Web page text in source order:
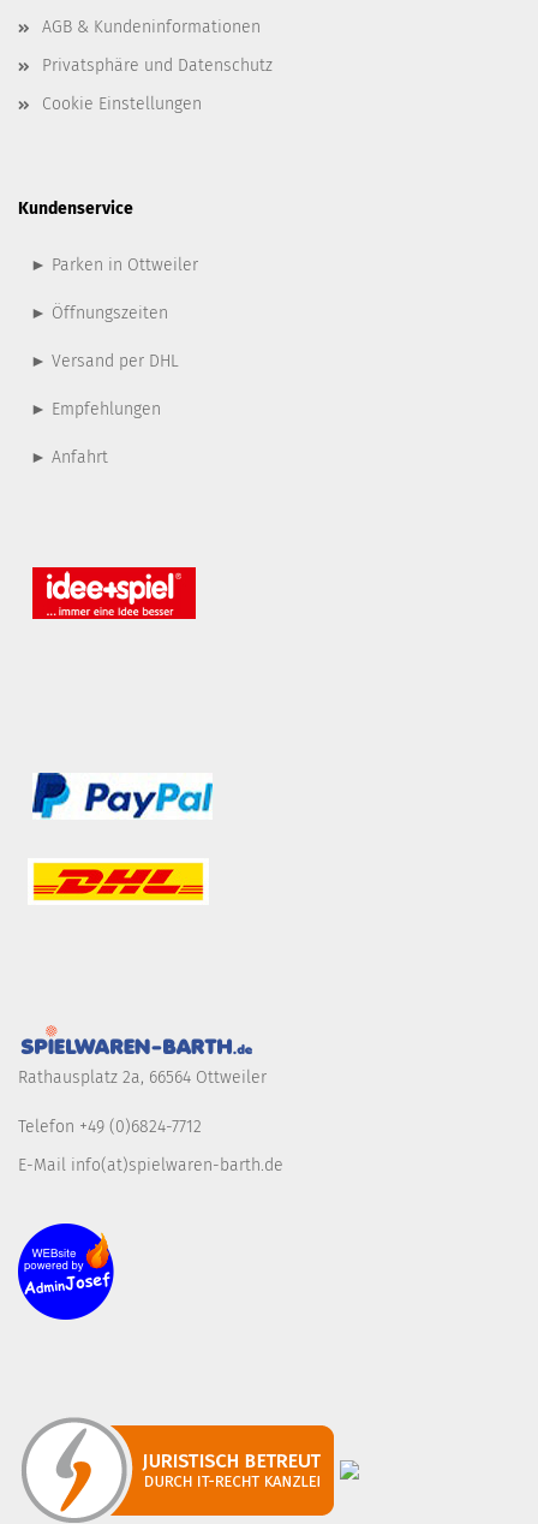
AGB & Kundeninformationen
Privatsphäre und Datenschutz
Cookie Einstellungen
Kundenservice
► Parken in Ottweiler
► Öffnungszeiten
► Versand per DHL
► Empfehlungen
► Anfahrt
Rathausplatz 2a, 66564 Ottweiler
Telefon +49 (0)6824-7712
E-Mail info(at)spielwaren-barth.de